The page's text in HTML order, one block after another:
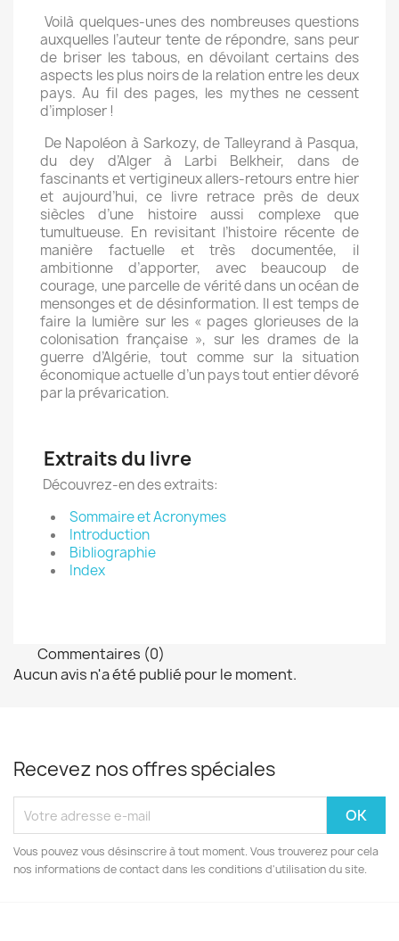
Voilà quelques-unes des nombreuses questions
auxquelles l’auteur tente de répondre, sans peur
de briser les tabous, en dévoilant certains des
aspects les plus noirs de la relation entre les deux
pays. Au fil des pages, les mythes ne cessent
d’imploser !
De Napoléon à Sarkozy, de Talleyrand à Pasqua,
du dey d’Alger à Larbi Belkheir, dans de
fascinants et vertigineux allers-retours entre hier
et aujourd’hui, ce livre retrace près de deux
siècles d’une histoire aussi complexe que
tumultueuse. En revisitant l’histoire récente de
manière factuelle et très documentée, il
ambitionne d’apporter, avec beaucoup de
courage, une parcelle de vérité dans un océan de
mensonges et de désinformation. Il est temps de
faire la lumière sur les « pages glorieuses de la
colonisation française », sur les drames de la
guerre d’Algérie, tout comme sur la situation
économique actuelle d’un pays tout entier dévoré
par la prévarication.
Extraits du livre
Découvrez-en des extraits:
Sommaire et Acronymes
Introduction
Bibliographie
Index
Commentaires (0)
Aucun avis n'a été publié pour le moment.
Recevez nos offres spéciales
Vous pouvez vous désinscrire à tout moment. Vous trouverez pour cela
nos informations de contact dans les conditions d'utilisation du site.